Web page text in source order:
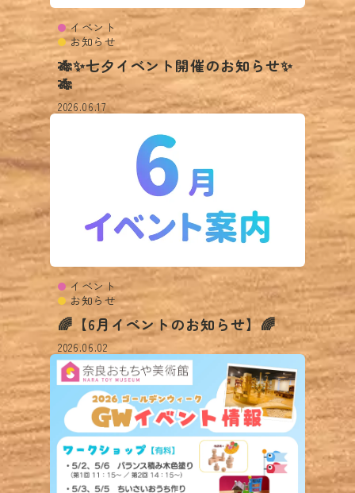
イベント
お知らせ
🎋✨七夕イベント開催のお知らせ✨
🎋
2026.06.17
イベント
お知らせ
🌈【6月イベントのお知らせ】🌈
2026.06.02